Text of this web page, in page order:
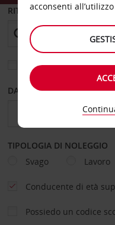
RITIRO DA
Scegli una località di
DAL GIORNO
TIPOLOGIA DI NOLEGGIO
Svago
Lavoro
Conducente di età
Possiedo un codice
acconsenti